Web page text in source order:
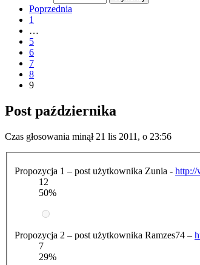
Poprzednia
1
…
5
6
7
8
9
Post października
Czas głosowania minął 21 lis 2011, o 23:56
Propozycja 1 – post użytkownika Zunia - http://
12
50%
Propozycja 2 – post użytkownika Ramzes74 –
7
29%